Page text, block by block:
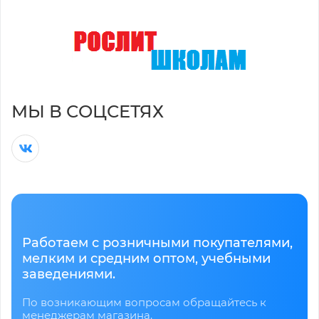
МЫ В СОЦСЕТЯХ
Работаем с розничными покупателями,
мелким и средним оптом, учебными
заведениями.
По возникающим вопросам обращайтесь к
менеджерам магазина.